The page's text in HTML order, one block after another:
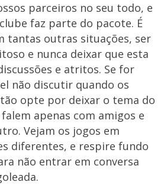
parceiros no seu todo, e
faz parte do pacote. É
tantas outras situações, ser
e nunca deixar que esta
e atritos. Se for
não discutir quando os
opte por deixar o tema do
apenas com amigos e
Vejam os jogos em
diferentes, e respire fundo
não entrar em conversa